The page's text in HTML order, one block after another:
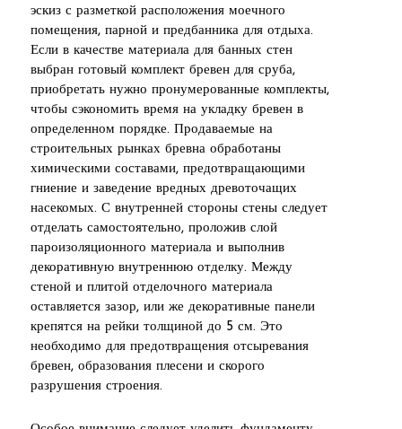
эскиз с разметкой расположения моечного
помещения, парной и предбанника для отдыха.
Если в качестве материала для банных стен
выбран готовый комплект бревен для сруба,
приобретать нужно пронумерованные комплекты,
чтобы сэкономить время на укладку бревен в
определенном порядке. Продаваемые на
строительных рынках бревна обработаны
химическими составами, предотвращающими
гниение и заведение вредных древоточащих
насекомых. С внутренней стороны стены следует
отделать самостоятельно, проложив слой
пароизоляционного материала и выполнив
декоративную внутреннюю отделку. Между
стеной и плитой отделочного материала
оставляется зазор, или же декоративные панели
крепятся на рейки толщиной до 5 см. Это
необходимо для предотвращения отсыревания
бревен, образования плесени и скорого
разрушения строения.